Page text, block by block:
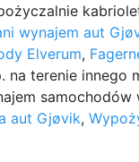
wynajem aut
Elverum,
na terenie innego
aut Gjøvik,